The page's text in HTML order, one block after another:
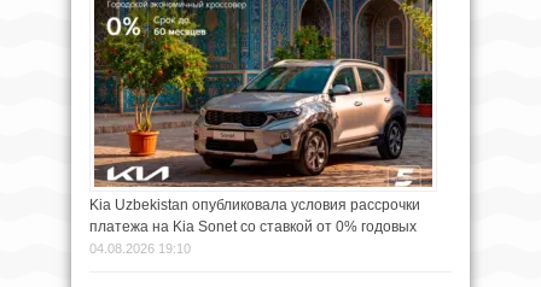
Kia Uzbekistan опубликовала условия рассрочки
платежа на Kia Sonet со ставкой от 0% годовых
04.08.2026 19:10